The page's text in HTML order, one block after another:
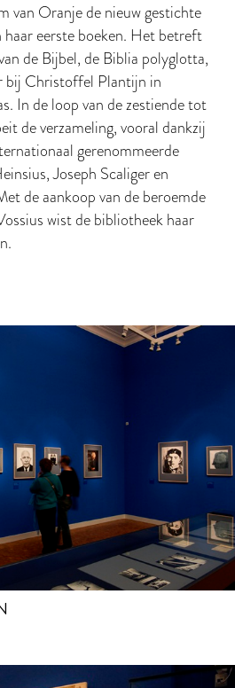
van Oranje de nieuw gestichte
haar eerste boeken. Het betreft
de Bijbel, de Biblia polyglotta,
bij Christoffel Plantijn in
In de loop van de zestiende tot
de verzameling, vooral dankzij
gerenommeerde
Joseph Scaliger en
de aankoop van de beroemde
wist de bibliotheek haar